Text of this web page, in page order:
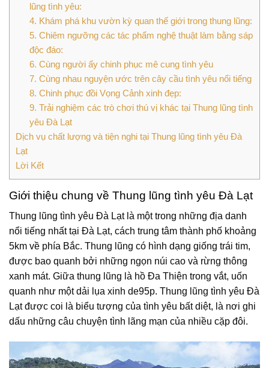
lũng tình yêu:
4. Khám phá khu vườn kỳ quan thế giới trong thung lũng:
5. Chiêm ngưỡng các tác phẩm nghệ thuật làm bằng sáp
độc đáo:
6. Cùng người ấy chinh phục mê cung tình yêu
7. Cùng nhau nguyện ước trên cây cầu tình yêu nổi tiếng
8. Chinh phục đồi Vọng Cảnh xinh đẹp:
9. Trải nghiệm các trò chơi thú vị khác tại Thung lũng tình
yêu Đà Lạt
Dịch vụ chất lượng và tiện nghi tại Thung lũng tình yêu Đà
Lạt
Lời Kết
Giới thiệu chung về Thung lũng tình yêu Đà Lạt
Thung lũng tình yêu Đà Lạt là một trong những địa danh
nổi tiếng nhất tại Đà Lạt, cách trung tâm thành phố khoảng
5km về phía Bắc. Thung lũng có hình dạng giống trái tim,
được bao quanh bởi những ngọn núi cao và rừng thông
xanh mát. Giữa thung lũng là hồ Đa Thiện trong vắt, uốn
quanh như một dải lụa xinh de95p. Thung lũng tình yêu Đà
Lạt được coi là biểu tượng của tình yêu bất diệt, là nơi ghi
dấu những câu chuyện tình lãng mạn của nhiều cặp đôi.